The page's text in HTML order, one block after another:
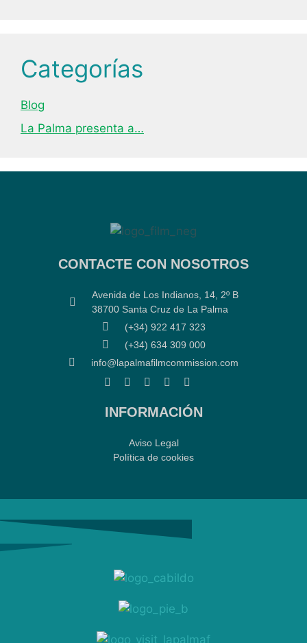
Categorías
Blog
La Palma presenta a…
CONTACTE CON NOSOTROS
Avenida de Los Indianos, 14, 2º B
38700 Santa Cruz de La Palma
(+34) 922 417 323
(+34) 634 309 000
info@lapalmafilmcommission.com
INFORMACIÓN
Aviso Legal
Política de cookies